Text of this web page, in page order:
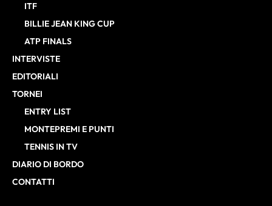
ITF
BILLIE JEAN KING CUP
ATP FINALS
INTERVISTE
EDITORIALI
TORNEI
ENTRY LIST
MONTEPREMI E PUNTI
TENNIS IN TV
DIARIO DI BORDO
CONTATTI